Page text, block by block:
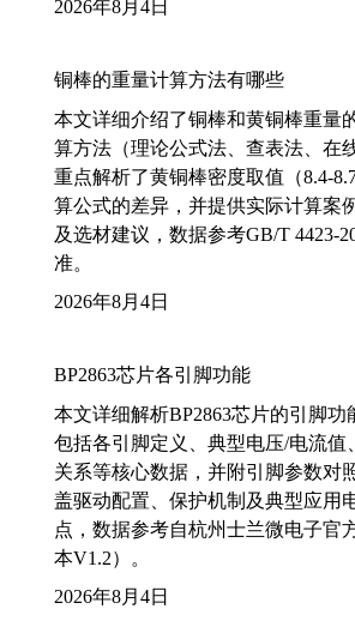
2026年8月4日
铜棒的重量计算方法有哪些
本文详细介绍了铜棒和黄铜棒重量
算方法（理论公式法、查表法、在
重点解析了黄铜棒密度取值（8.4-
算公式的差异，并提供实际计算案
及选材建议，数据参考GB/T 4423-
准。
2026年8月4日
BP2863芯片各引脚功能
本文详细解析BP2863芯片的引脚功
包括各引脚定义、典型电压/电流值
关系等核心数据，并附引脚参数对
盖驱动配置、保护机制及典型应用
点，数据参考自杭州士兰微电子官
本V1.2）。
2026年8月4日